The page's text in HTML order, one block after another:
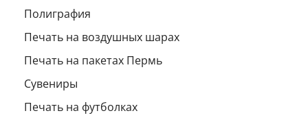
Полиграфия
Печать на воздушных шарах
Печать на пакетах Пермь
Сувениры
Печать на футболках